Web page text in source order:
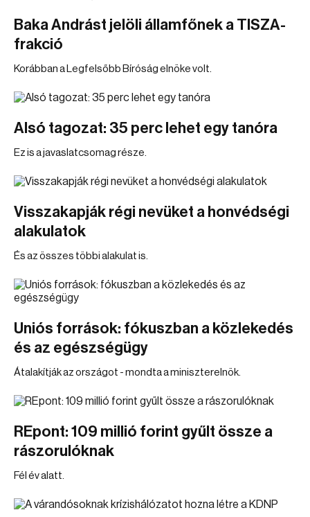
Baka Andrást jelöli államfőnek a TISZA-
frakció
Korábban a Legfelsőbb Bíróság elnöke volt.
Alsó tagozat: 35 perc lehet egy tanóra
Ez is a javaslatcsomag része.
Visszakapják régi nevüket a honvédségi
alakulatok
És az összes többi alakulat is.
Uniós források: fókuszban a közlekedés
és az egészségügy
Átalakítják az országot - mondta a miniszterelnök.
REpont: 109 millió forint gyűlt össze a
rászorulóknak
Fél év alatt.